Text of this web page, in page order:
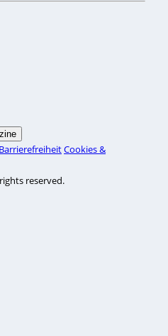
BarrierefreiheitCookies &
reserved.